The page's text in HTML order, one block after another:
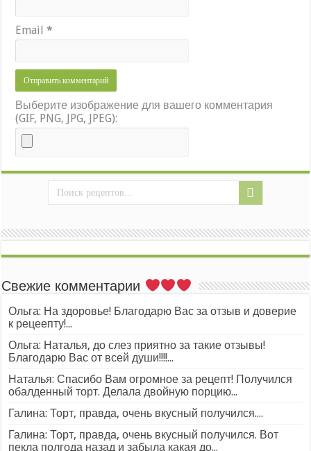
Email*
Выберите изображение для вашего комментария
(GIF, PNG, JPG, JPEG):
Свежие комментарии
Ольга: На здоровье! Благодарю Вас за отзыв и доверие
к рецеепту!...
Ольга: Наталья, до слез приятно за такие отзывы!
Благодарю Вас от всей души!!!!...
Наталья: Спасибо Вам огромное за рецепт! Получился
обалденный торт. Делала двойную порцию...
Галина: Торт, правда, очень вкусный получился....
Галина: Торт, правда, очень вкусный получился. Вот
пекла полгода назад и забыла какая до...